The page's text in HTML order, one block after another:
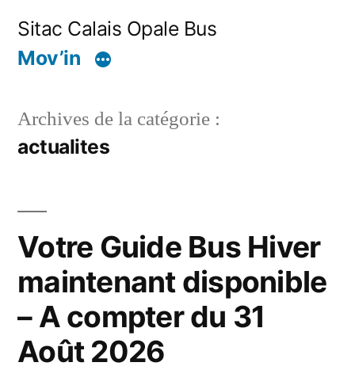
Sitac Calais Opale Bus
Mov’in
Archives de la catégorie :
actualites
Votre Guide Bus Hiver
maintenant disponible
– A compter du 31
Août 2026